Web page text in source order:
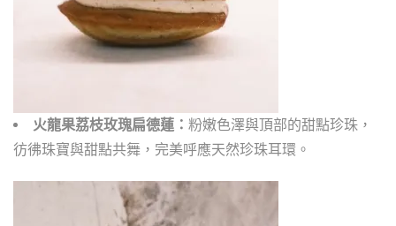
火龍果荔枝玫瑰扁德蓮： 粉嫩色澤與頂部的甜點珍珠，
彷彿珠寶與甜點共舞，完美呼應天然珍珠耳環。